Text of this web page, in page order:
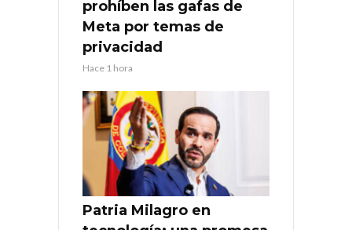
prohíben las gafas de
Meta por temas de
privacidad
Hace 1 hora
Patria Milagro en